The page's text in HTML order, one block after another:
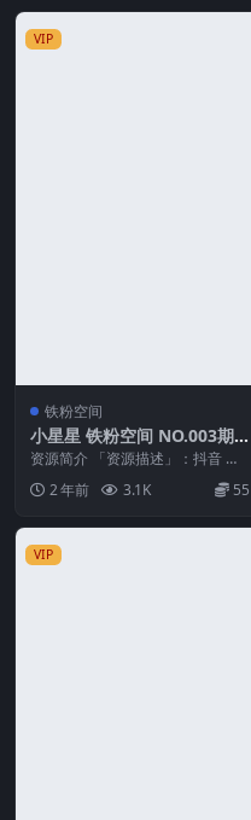
VIP
铁粉空间
小星星 铁粉空间 NO.003期
最新至：2024.12.10
资源简介 「资源描述」：抖音 小
星星 铁粉空间 NO.003期 【14P22
V】...2 年前 3.1K 55
VIP